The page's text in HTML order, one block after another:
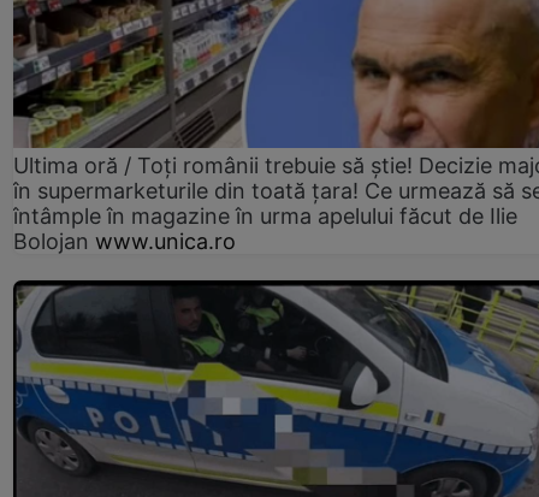
Ultima oră / Toți românii trebuie să știe! Decizie
în supermarketurile din toată țara! Ce urmează să
întâmple în magazine în urma apelului făcut de Ilie
Bolojan www.unica.ro